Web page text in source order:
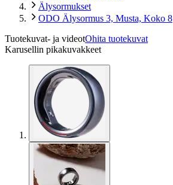
Älysormukset
ODO Älysormus 3, Musta, Koko 8
Tuotekuvat- ja videotOhita tuotekuvat
Karusellin pikakuvakkeet